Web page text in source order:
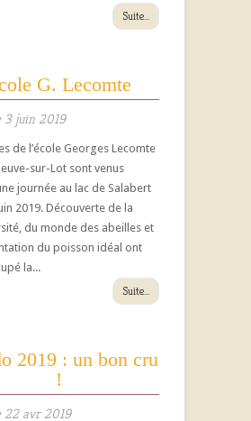
Suite...
G. Lecomte
3 juin 2019
de l’école Georges Lecomte
sur-Lot sont venus
journée au lac de Salabert
2019. Découverte de la
du monde des abeilles et
du poisson idéal ont
la...
Suite...
2019 : un bon cru
!
22 avr 2019